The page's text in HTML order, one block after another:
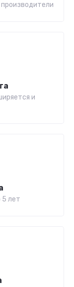
и
5 лет